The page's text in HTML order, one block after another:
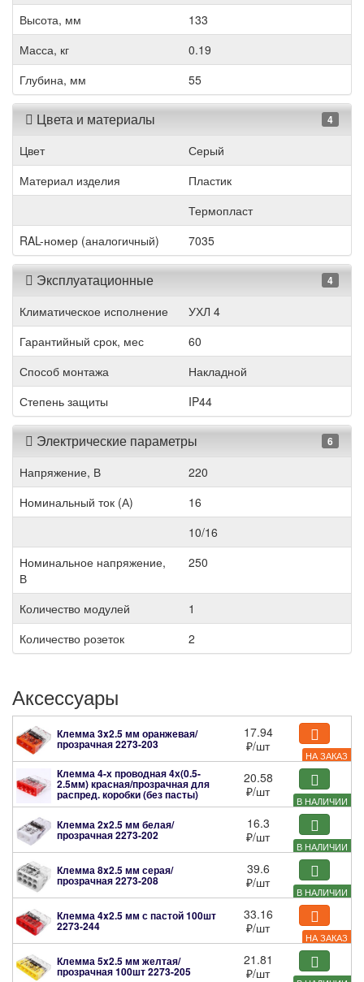
Высота, мм
133
Масса, кг
0.19
Глубина, мм
55
Цвета и материалы 4
Цвет
Серый
Материал изделия
Пластик
Термопласт
RAL-номер (аналогичный)
7035
Эксплуатационные 4
Климатическое исполнение
УХЛ 4
Гарантийный срок, мес
60
Способ монтажа
Накладной
Степень защиты
IP44
Электрические параметры 6
Напряжение, В
220
Номинальный ток (А)
16
10/16
Номинальное напряжение,
В
250
Количество модулей
1
Количество розеток
2
Аксессуары
НА ЗАКАЗ
Клемма 3x2.5 мм оранжевая/
прозрачная2273-203
17.94
₽/шт
В НАЛИЧИИ
Клемма 4-х проводная 4х(0.5-
2.5мм) красная/прозрачная для
распред. коробки (без пасты)
2273-204
20.58
₽/шт
В НАЛИЧИИ
Клемма 2x2.5 мм белая/
прозрачная2273-202
16.3
₽/шт
В НАЛИЧИИ
Клемма 8x2.5 мм серая/
прозрачная2273-208
39.6
₽/шт
НА ЗАКАЗ
Клемма 4x2.5 мм с пастой 100шт
2273-244
33.16
₽/шт
Клемма 5x2.5 мм желтая/
прозрачная 100шт2273-205
21.81
₽/шт